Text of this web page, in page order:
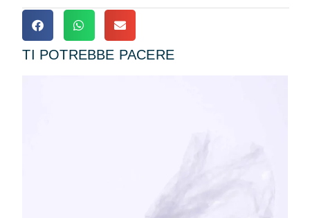
TI POTREBBE PACERE